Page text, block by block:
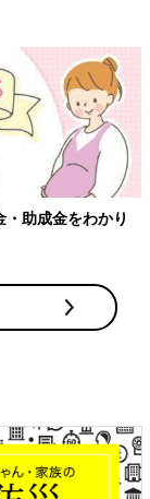
助成金をわかり